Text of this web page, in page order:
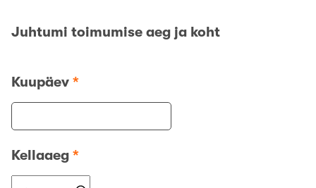
Juhtumi toimumise aeg ja koht
Kuupäev *
Kellaaeg *